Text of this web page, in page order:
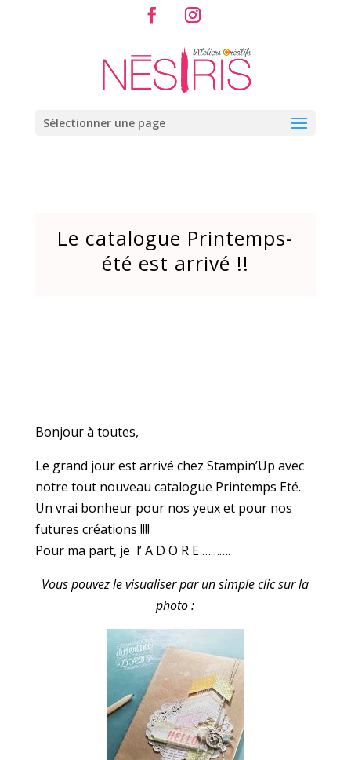
Sélectionner une page
Le catalogue Printemps-
été est arrivé !!
Bonjour à toutes,
Le grand jour est arrivé chez Stampin’Up avec
notre tout nouveau catalogue Printemps Eté.
Un vrai bonheur pour nos yeux et pour nos
futures créations !!!!
Pour ma part, je l’ A D O R E ……….
Vous pouvez le visualiser par un simple clic sur la
photo :